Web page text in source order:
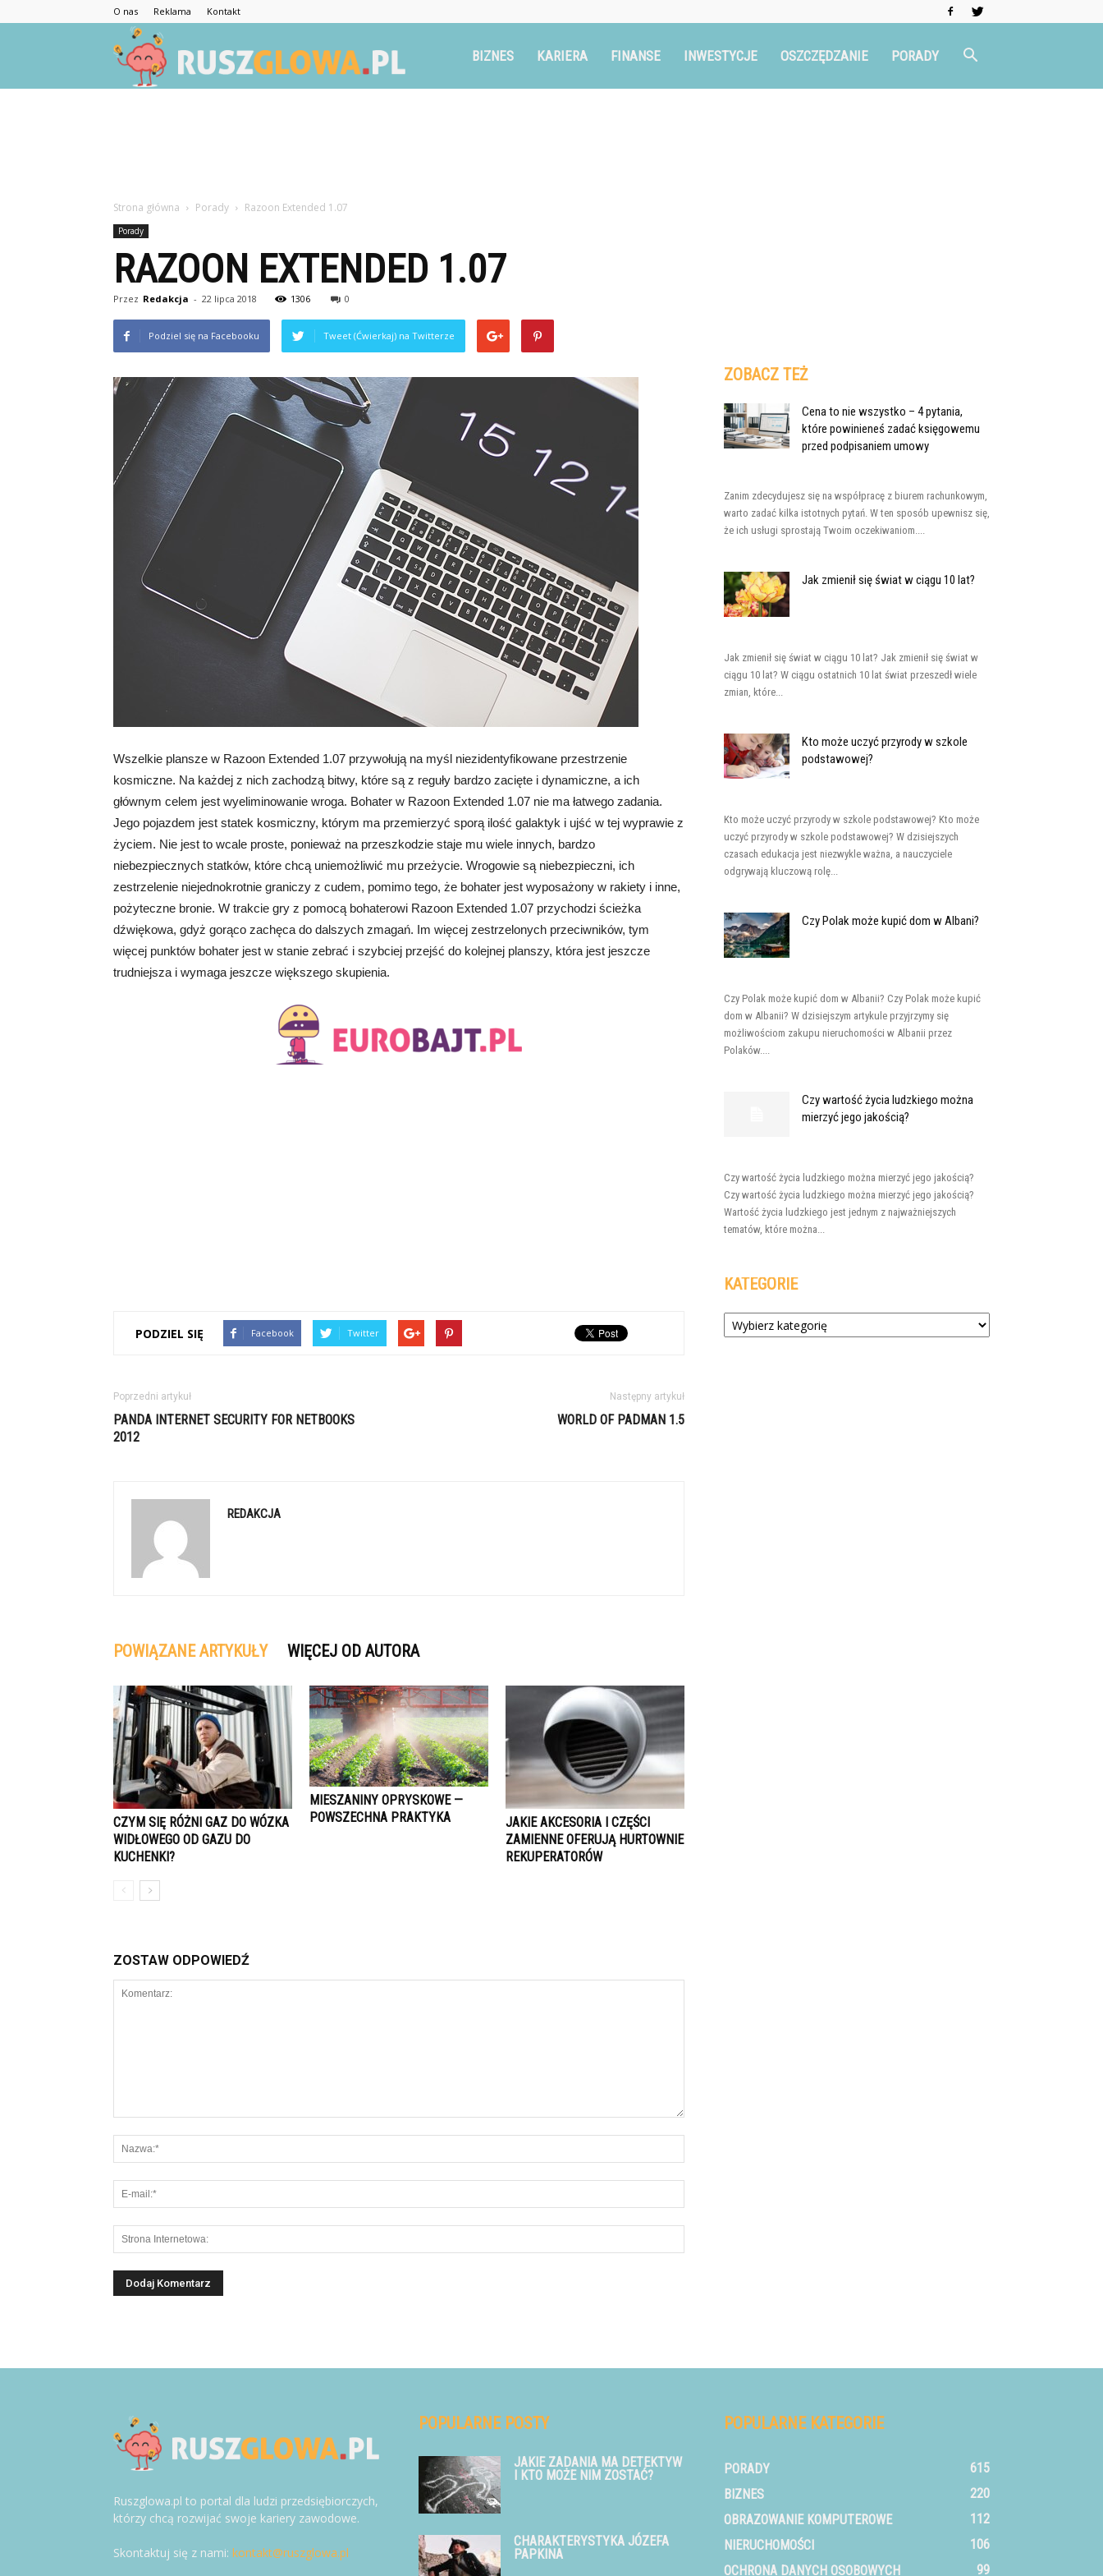
O nas Reklama Kontakt
Ruszglowa.plBIZNES KARIERA FINANSE INWESTYCJE OSZCZĘDZANIE PORADY
Strona główna Porady Razoon Extended 1.07
Porady
RAZOON EXTENDED 1.07
Przez Redakcja - 22 lipca 2018 1306 0
Podziel się na Facebooku Tweet (Ćwierkaj) na Twitterze
Wszelkie plansze w Razoon Extended 1.07 przywołują na myśl niezidentyfikowane przestrzenie
kosmiczne. Na każdej z nich zachodzą bitwy, które są z reguły bardzo zacięte i dynamiczne, a ich
głównym celem jest wyeliminowanie wroga. Bohater w Razoon Extended 1.07 nie ma łatwego zadania.
Jego pojazdem jest statek kosmiczny, którym ma przemierzyć sporą ilość galaktyk i ujść w tej wyprawie z
życiem. Nie jest to wcale proste, ponieważ na przeszkodzie staje mu wiele innych, bardzo
niebezpiecznych statków, które chcą uniemożliwić mu przeżycie. Wrogowie są niebezpieczni, ich
zestrzelenie niejednokrotnie graniczy z cudem, pomimo tego, że bohater jest wyposażony w rakiety i inne,
pożyteczne bronie. W trakcie gry z pomocą bohaterowi Razoon Extended 1.07 przychodzi ścieżka
dźwiękowa, gdyż gorąco zachęca do dalszych zmagań. Im więcej zestrzelonych przeciwników, tym
więcej punktów bohater jest w stanie zebrać i szybciej przejść do kolejnej planszy, która jest jeszcze
trudniejsza i wymaga jeszcze większego skupienia.
PODZIEL SIĘ Facebook Twitter
Poprzedni artykuł
PANDA INTERNET SECURITY FOR NETBOOKS
2012
Następny artykuł
WORLD OF PADMAN 1.5
REDAKCJA
POWIĄZANE ARTYKUŁY WIĘCEJ OD AUTORA
CZYM SIĘ RÓŻNI GAZ DO WÓZKA
WIDŁOWEGO OD GAZU DO
KUCHENKI?
MIESZANINY OPRYSKOWE —
POWSZECHNA PRAKTYKA
JAKIE AKCESORIA I CZĘŚCI
ZAMIENNE OFERUJĄ HURTOWNIE
REKUPERATORÓW
ZOSTAW ODPOWIEDŹ
ZOBACZ TEŻ
Cena to nie wszystko – 4 pytania,
które powinieneś zadać księgowemu
przed podpisaniem umowy
Zanim zdecydujesz się na współpracę z biurem rachunkowym,
warto zadać kilka istotnych pytań. W ten sposób upewnisz się,
że ich usługi sprostają Twoim oczekiwaniom....
Jak zmienił się świat w ciągu 10 lat?
Jak zmienił się świat w ciągu 10 lat? Jak zmienił się świat w
ciągu 10 lat? W ciągu ostatnich 10 lat świat przeszedł wiele
zmian, które...
Kto może uczyć przyrody w szkole
podstawowej?
Kto może uczyć przyrody w szkole podstawowej? Kto może
uczyć przyrody w szkole podstawowej? W dzisiejszych
czasach edukacja jest niezwykle ważna, a nauczyciele
odgrywają kluczową rolę...
Czy Polak może kupić dom w Albani?
Czy Polak może kupić dom w Albanii? Czy Polak może kupić
dom w Albanii? W dzisiejszym artykule przyjrzymy się
możliwościom zakupu nieruchomości w Albanii przez
Polaków....
Czy wartość życia ludzkiego można
mierzyć jego jakością?
Czy wartość życia ludzkiego można mierzyć jego jakością?
Czy wartość życia ludzkiego można mierzyć jego jakością?
Wartość życia ludzkiego jest jednym z najważniejszych
tematów, które można...
KATEGORIE
Kategorie
Ruszglowa.pl to portal dla ludzi przedsiębiorczych,
którzy chcą rozwijać swoje kariery zawodowe.
Skontaktuj się z nami: kontakt@ruszglowa.pl
POPULARNE POSTY
JAKIE ZADANIA MA DETEKTYW
I KTO MOŻE NIM ZOSTAĆ?
CHARAKTERYSTYKA JÓZEFA
PAPKINA
POPULARNE KATEGORIE
PORADY
615
BIZNES
220
OBRAZOWANIE KOMPUTEROWE
112
NIERUCHOMOŚCI
106
OCHRONA DANYCH OSOBOWYCH
99